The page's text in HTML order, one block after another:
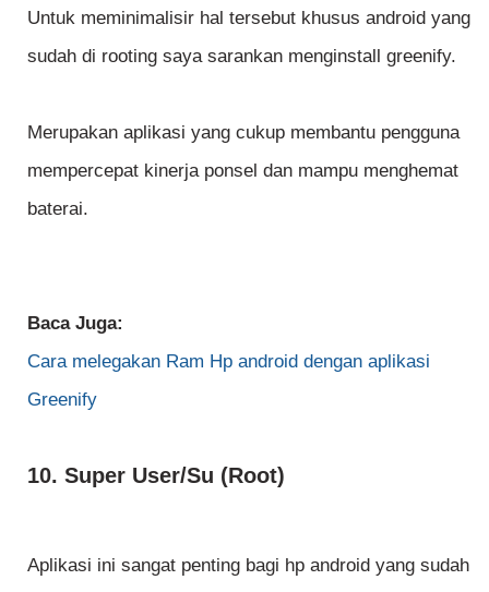
Untuk meminimalisir hal tersebut khusus android yang
sudah di rooting saya sarankan menginstall greenify.
Merupakan aplikasi yang cukup membantu pengguna
mempercepat kinerja ponsel dan mampu menghemat
baterai.
Baca Juga:
Cara melegakan Ram Hp android dengan aplikasi
Greenify
10. Super User/Su (Root)
Aplikasi ini sangat penting bagi hp android yang sudah